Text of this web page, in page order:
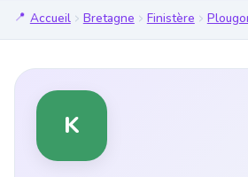
Accueil Bretagne Finistère
K